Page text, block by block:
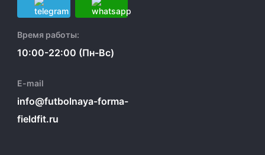
Время работы:
10:00-22:00 (Пн-Вс)
E-mail
info@futbolnaya-forma-
fieldfit.ru